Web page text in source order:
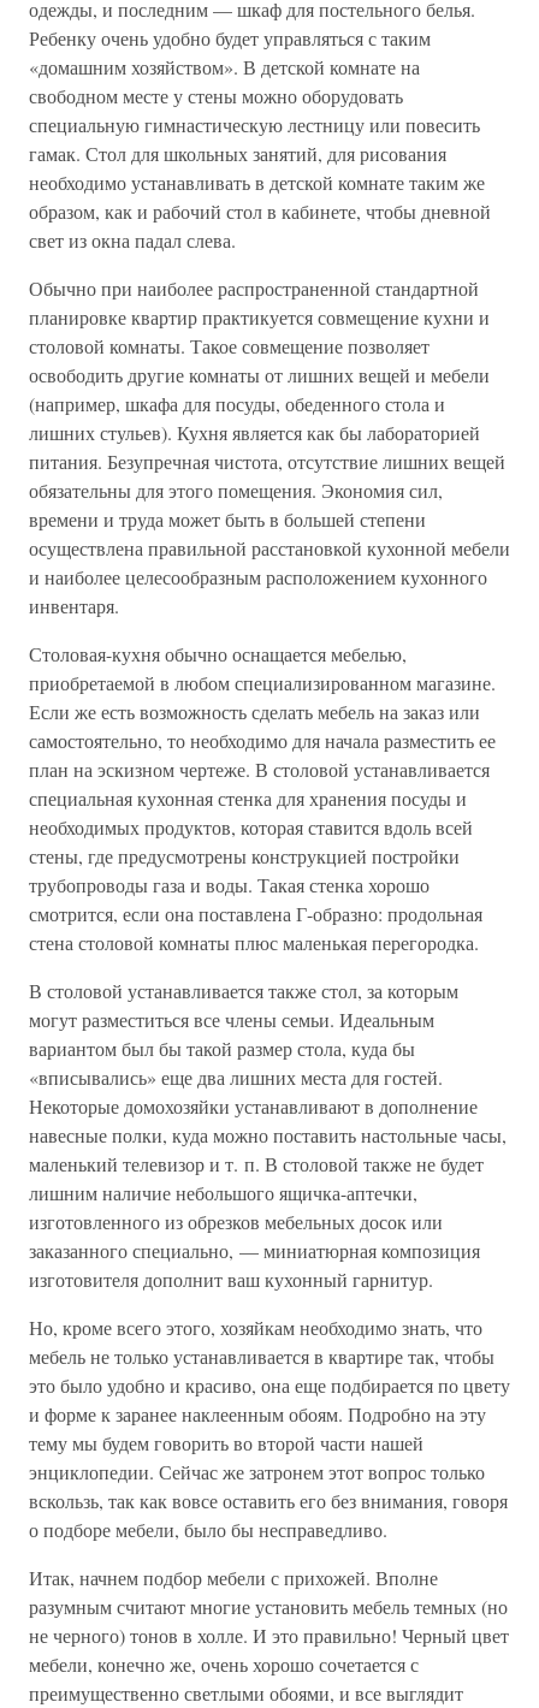
одежды, и последним — шкаф для постельного белья.
Ребенку очень удобно будет управляться с таким
«домашним хозяйством». В детской комнате на
свободном месте у стены можно оборудовать
специальную гимнастическую лестницу или повесить
гамак. Стол для школьных занятий, для рисования
необходимо устанавливать в детской комнате таким же
образом, как и рабочий стол в кабинете, чтобы дневной
свет из окна падал слева.
Обычно при наиболее распространенной стандартной
планировке квартир практикуется совмещение кухни и
столовой комнаты. Такое совмещение позволяет
освободить другие комнаты от лишних вещей и мебели
(например, шкафа для посуды, обеденного стола и
лишних стульев). Кухня является как бы лабораторией
питания. Безупречная чистота, отсутствие лишних вещей
обязательны для этого помещения. Экономия сил,
времени и труда может быть в большей степени
осуществлена правильной расстановкой кухонной мебели
и наиболее целесообразным расположением кухонного
инвентаря.
Столовая-кухня обычно оснащается мебелью,
приобретаемой в любом специализированном магазине.
Если же есть возможность сделать мебель на заказ или
самостоятельно, то необходимо для начала разместить ее
план на эскизном чертеже. В столовой устанавливается
специальная кухонная стенка для хранения посуды и
необходимых продуктов, которая ставится вдоль всей
стены, где предусмотрены конструкцией постройки
трубопроводы газа и воды. Такая стенка хорошо
смотрится, если она поставлена Г-образно: продольная
стена столовой комнаты плюс маленькая перегородка.
В столовой устанавливается также стол, за которым
могут разместиться все члены семьи. Идеальным
вариантом был бы такой размер стола, куда бы
«вписывались» еще два лишних места для гостей.
Некоторые домохозяйки устанавливают в дополнение
навесные полки, куда можно поставить настольные часы,
маленький телевизор и т. п. В столовой также не будет
лишним наличие небольшого ящичка-аптечки,
изготовленного из обрезков мебельных досок или
заказанного специально, — миниатюрная композиция
изготовителя дополнит ваш кухонный гарнитур.
Но, кроме всего этого, хозяйкам необходимо знать, что
мебель не только устанавливается в квартире так, чтобы
это было удобно и красиво, она еще подбирается по цвету
и форме к заранее наклеенным обоям. Подробно на эту
тему мы будем говорить во второй части нашей
энциклопедии. Сейчас же затронем этот вопрос только
вскользь, так как вовсе оставить его без внимания, говоря
о подборе мебели, было бы несправедливо.
Итак, начнем подбор мебели с прихожей. Вполне
разумным считают многие установить мебель темных (но
не черного) тонов в холле. И это правильно! Черный цвет
мебели, конечно же, очень хорошо сочетается с
преимущественно светлыми обоями, и все выглядит